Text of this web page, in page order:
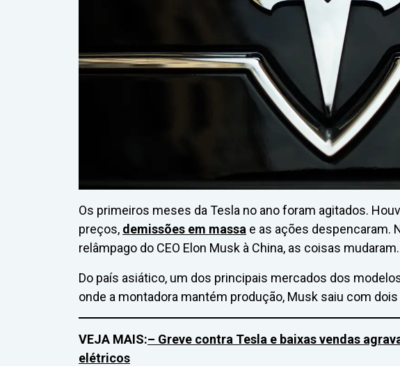
Os primeiros meses da Tesla no ano foram agitados.
preços, demissões em massa e as ações despencaram.
relâmpago do CEO Elon Musk à China, as coisas mudaram.
Do país asiático, um dos principais mercados dos
onde a montadora mantém produção, Musk saiu com
VEJA MAIS:– Greve contra Tesla e baixas vendas
elétricos